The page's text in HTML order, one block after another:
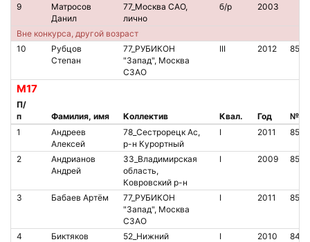
9
Матросов
Данил
77_Москва САО,
лично
б/р 2003
Вне конкурса, другой возраст
10
Рубцов
Степан
77_РУБИКОН
"Запад", Москва
СЗАО
III 2012
М17
П/
п
Фамилия, имя Коллектив Квал. Год
№
1
Андреев
Алексей
78_Сестрорецк Ас,
р-н Курортный
I 2011
2
Андрианов
Андрей
33_Владимирская
область,
Ковровский р-н
I 2009
3 Бабаев Артём
77_РУБИКОН
"Запад", Москва
СЗАО
I 2011
4
Биктяков
52_Нижний
I 2010